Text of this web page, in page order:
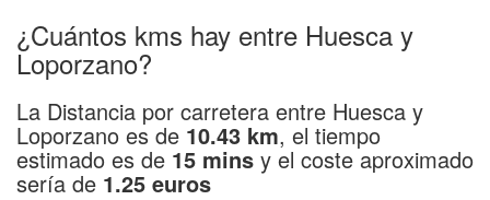
¿Cuántos kms hay entre Huesca y
Loporzano?
La Distancia por carretera entre Huesca y
Loporzano es de 10.43 km, el tiempo
estimado es de 15 mins y el coste aproximado
sería de 1.25 euros